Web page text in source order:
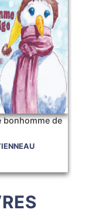
bonhomme de